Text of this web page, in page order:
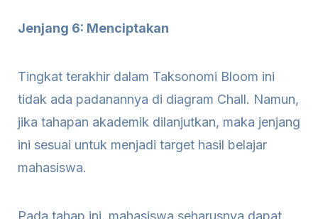
Jenjang 6: Menciptakan
Tingkat terakhir dalam Taksonomi Bloom ini
tidak ada padanannya di diagram Chall. Namun,
jika tahapan akademik dilanjutkan, maka jenjang
ini sesuai untuk menjadi target hasil belajar
mahasiswa.
Pada tahap ini, mahasiswa seharusnya dapat